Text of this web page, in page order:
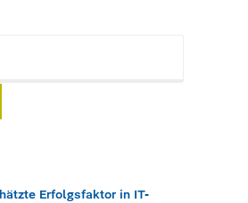
Erfolgsfaktor in IT-